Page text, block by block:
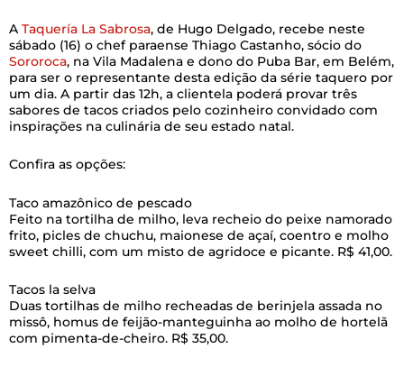
A Taquería La Sabrosa, de Hugo Delgado, recebe neste
sábado (16) o chef paraense Thiago Castanho, sócio do
Sororoca, na Vila Madalena e dono do Puba Bar, em Belém,
para ser o representante desta edição da série taquero por
um dia. A partir das 12h, a clientela poderá provar três
sabores de tacos criados pelo cozinheiro convidado com
inspirações na culinária de seu estado natal.
Confira as opções:
Taco amazônico de pescado
Feito na tortilha de milho, leva recheio do peixe namorado
frito, picles de chuchu, maionese de açaí, coentro e molho
sweet chilli, com um misto de agridoce e picante. R$ 41,00.
Tacos la selva
Duas tortilhas de milho recheadas de berinjela assada no
missô, homus de feijão-manteguinha ao molho de hortelã
com pimenta-de-cheiro. R$ 35,00.